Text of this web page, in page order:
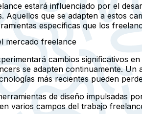
estará influenciado por el
Aquellos que se adapten a estos
específicas que los
mercado freelance
cambios significativos
se adapten continuamente.
más recientes pueden
de diseño impulsadas
varios campos del trabajo